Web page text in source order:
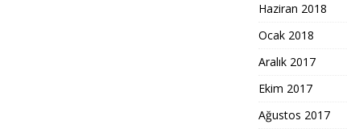
Haziran 2018
Ocak 2018
Aralık 2017
Ekim 2017
Ağustos 2017